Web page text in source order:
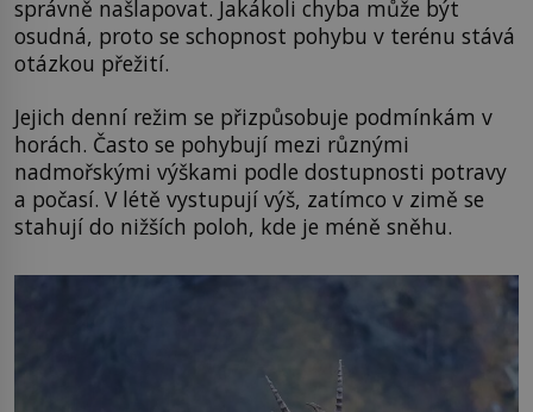
správně našlapovat. Jakákoli chyba může být
osudná, proto se schopnost pohybu v terénu stává
otázkou přežití.
Jejich denní režim se přizpůsobuje podmínkám v
horách. Často se pohybují mezi různými
nadmořskými výškami podle dostupnosti potravy
a počasí. V létě vystupují výš, zatímco v zimě se
stahují do nižších poloh, kde je méně sněhu.